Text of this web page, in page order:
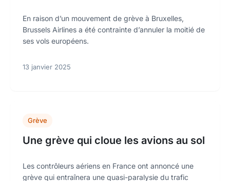
En raison d’un mouvement de grève à Bruxelles,
Brussels Airlines a été contrainte d’annuler la moitié de
ses vols européens.
13 janvier 2025
Grève
Une grève qui cloue les avions au sol
Les contrôleurs aériens en France ont annoncé une
grève qui entraînera une quasi-paralysie du trafic